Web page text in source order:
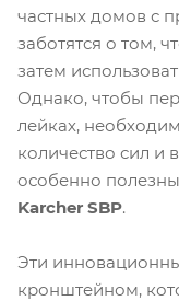
частных домов с
заботятся о том,
затем
Однако, чтобы
лейках,
количество сил и
особенно полезны
Karcher SBP.
Эти
кронштейном,